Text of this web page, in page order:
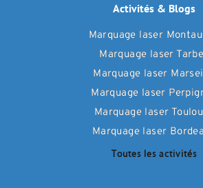
Activités & Blogs
Marquage laser
Marquage laser
Marquage laser
Marquage laser
Marquage laser
Marquage laser
Toutes les activités